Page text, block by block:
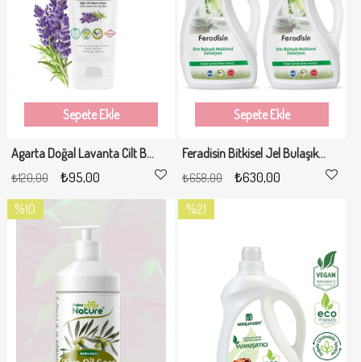
Agarta Doğal Lavanta Cilt Bakım Kremi 75 Ml
₺95,00
₺120,00
Sepete Ekle
Feradisin Bitkisel Jel Bulaşık Makinesi Deterjanı 2lt * 2Li Set
₺630,00
₺658,00
Sepete Ekle
%10
%21